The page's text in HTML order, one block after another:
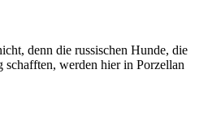
denn die russischen Hunde, die
schafften, werden hier in Porzellan